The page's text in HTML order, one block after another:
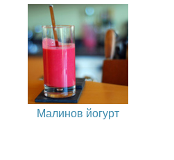
Малинов йогурт